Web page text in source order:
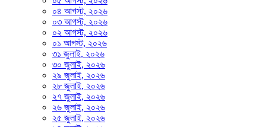
০৪ আগস্ট, ২০২৬
০৩ আগস্ট, ২০২৬
০২ আগস্ট, ২০২৬
০১ আগস্ট, ২০২৬
৩১ জুলাই, ২০২৬
৩০ জুলাই, ২০২৬
২৯ জুলাই, ২০২৬
২৮ জুলাই, ২০২৬
২৭ জুলাই, ২০২৬
২৬ জুলাই, ২০২৬
২৫ জুলাই, ২০২৬